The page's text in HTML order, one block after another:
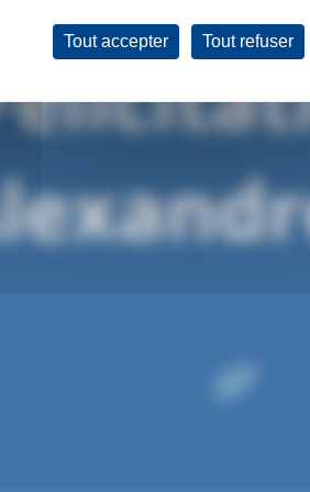
Tout accepter Tout refuser